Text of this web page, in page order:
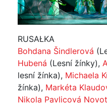
RUSAŁKA
Bohdana Šindlerová
Hubená (Lesní žínky),
lesní žínka), Michaela
žínka), Markéta
Nikola Pavlicová